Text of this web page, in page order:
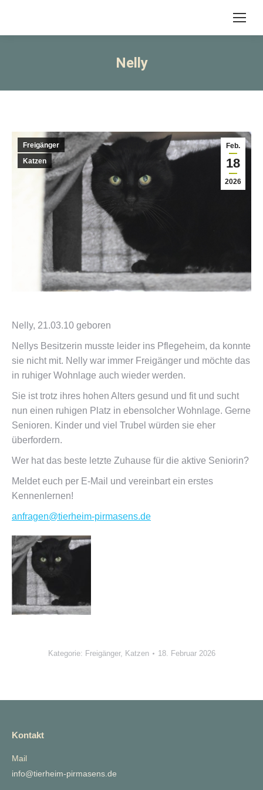
Nelly
Feb.
18
2026
Freigänger
Katzen
Nelly, 21.03.10 geboren
Nellys Besitzerin musste leider ins Pflegeheim, da konnte
sie nicht mit. Nelly war immer Freigänger und möchte das
in ruhiger Wohnlage auch wieder werden.
Sie ist trotz ihres hohen Alters gesund und fit und sucht
nun einen ruhigen Platz in ebensolcher Wohnlage. Gerne
Senioren. Kinder und viel Trubel würden sie eher
überfordern.
Wer hat das beste letzte Zuhause für die aktive Seniorin?
Meldet euch per E-Mail und vereinbart ein erstes
Kennenlernen!
anfragen@tierheim-pirmasens.de
Kategorie: Freigänger, Katzen 18. Februar 2026
Kontakt
Mail
info@tierheim-pirmasens.de